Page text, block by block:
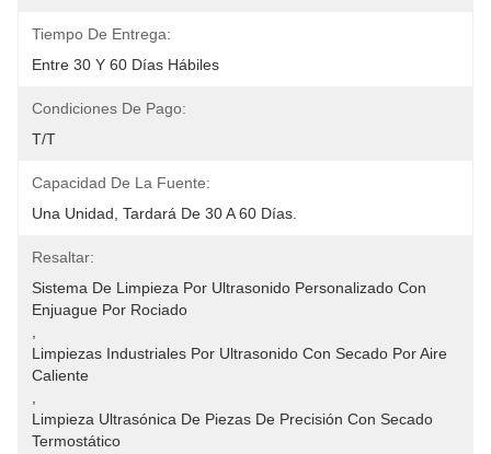
Tiempo De Entrega:
Entre 30 Y 60 Días Hábiles
Condiciones De Pago:
T/T
Capacidad De La Fuente:
Una Unidad, Tardará De 30 A 60 Días.
Resaltar:
Sistema De Limpieza Por Ultrasonido Personalizado Con
Enjuague Por Rociado
Limpiezas Industriales Por Ultrasonido Con Secado Por Aire
Caliente
Limpieza Ultrasónica De Piezas De Precisión Con Secado
Termostático